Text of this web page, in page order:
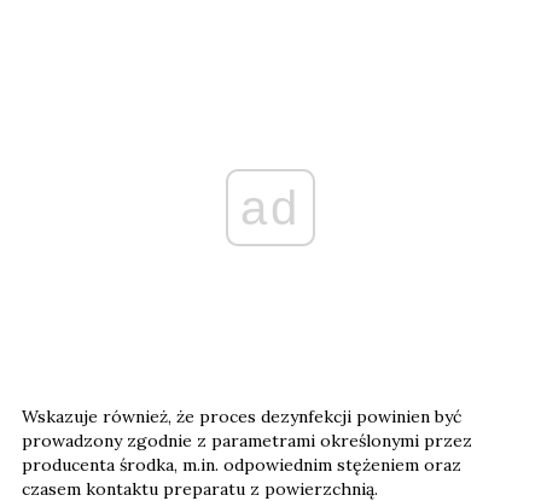
ad
Wskazuje również, że proces dezynfekcji powinien być
prowadzony zgodnie z parametrami określonymi przez
producenta środka, m.in. odpowiednim stężeniem oraz
czasem kontaktu preparatu z powierzchnią.